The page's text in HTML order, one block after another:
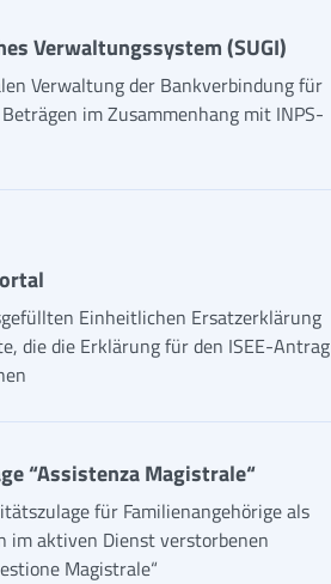
Verwaltungssystem (SUGI)
Verwaltung der Bankverbindung für
im Zusammenhang mit INPS-
Einheitlichen Ersatzerklärung
die die Erklärung für den ISEE-Antrag
“Assistenza Magistrale“
für Familienangehörige als
im aktiven Dienst verstorbenen
Magistrale“